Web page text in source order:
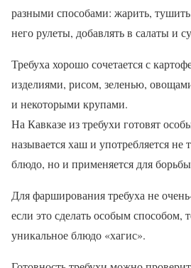
разными способами: жарить, тушить,
него рулеты, добавлять в салаты и
Требуха хорошо сочетается с
изделиями, рисом, зеленью,
и некоторыми крупами.
На Кавказе из требухи готовят
называется хаш и употребляется не
блюдо, но и применяется для
Для фарширования требуха не
если это сделать особым способом,
уникальное блюдо «хагис».